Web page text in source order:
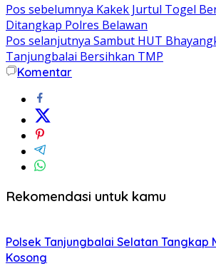
Pos sebelumnya Kakek Jurtul Togel
Ditangkap Polres Belawan
Pos selanjutnya Sambut HUT
Tanjungbalai Bersihkan TMP
Komentar
Rekomendasi untuk kamu
Polsek Tanjungbalai Selatan Tangkap
Kosong